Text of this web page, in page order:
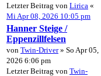
Letzter Beitrag von Lirica «
Mi Apr 08, 2026 10:05 pm
Hanner Steige /
Eppenzillfelsen
von Twin-Driver» So Apr 05,
2026 6:06 pm
Letzter Beitrag von Twin-